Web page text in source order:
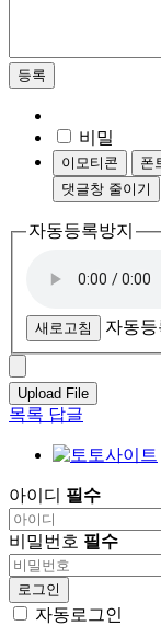
등록
비밀
이모티콘 폰
댓글창 줄이기
자동등록방지
새로고침 자동
Upload File
목록 답글
아이디 필수
비밀번호 필수
로그인
자동로그인